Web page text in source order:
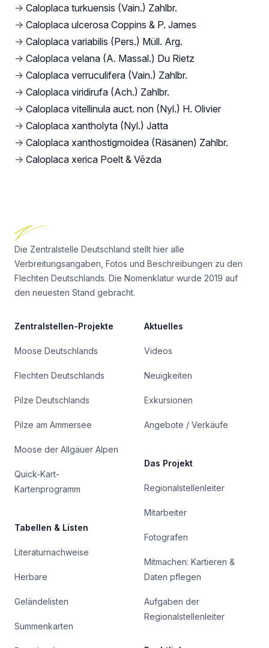
→ Caloplaca turkuensis (Vain.) Zahlbr.
→ Caloplaca ulcerosa Coppins & P. James
→ Caloplaca variabilis (Pers.) Müll. Arg.
→ Caloplaca velana (A. Massal.) Du Rietz
→ Caloplaca verruculifera (Vain.) Zahlbr.
→ Caloplaca viridirufa (Ach.) Zahlbr.
→ Caloplaca vitellinula auct. non (Nyl.) H. Olivier
→ Caloplaca xantholyta (Nyl.) Jatta
→ Caloplaca xanthostigmoidea (Räsänen) Zahlbr.
→ Caloplaca xerica Poelt & Vězda
Die Zentralstelle Deutschland stellt hier alle
Verbreitungsangaben, Fotos und Beschreibungen zu den
Flechten Deutschlands. Die Nomenklatur wurde 2019 auf
den neuesten Stand gebracht.
Zentralstellen-Projekte
Moose Deutschlands
Flechten Deutschlands
Pilze Deutschlands
Pilze am Ammersee
Moose der Allgäuer Alpen
Quick-Kart-
Kartenprogramm
Tabellen & Listen
Literaturnachweise
Herbare
Geländelisten
Summenkarten
Aktuelles
Videos
Neuigkeiten
Exkursionen
Angebote / Verkäufe
Das Projekt
Regionalstellenleiter
Mitarbeiter
Fotografen
Mitmachen: Kartieren &
Daten pflegen
Aufgaben der
Regionalstellenleiter